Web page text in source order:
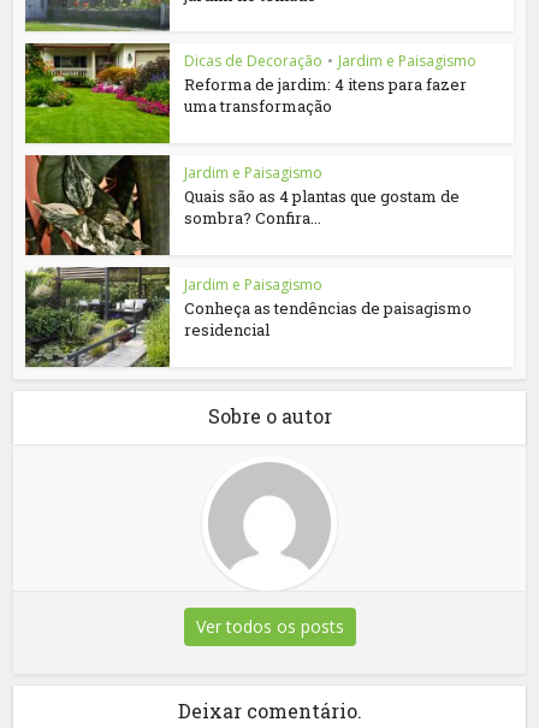
Dicas de Decoração • Jardim e Paisagismo
Reforma de jardim: 4 itens para fazer
uma transformação
Jardim e Paisagismo
Quais são as 4 plantas que gostam de
sombra? Confira...
Jardim e Paisagismo
Conheça as tendências de paisagismo
residencial
Sobre o autor
Ver todos os posts
Deixar comentário.